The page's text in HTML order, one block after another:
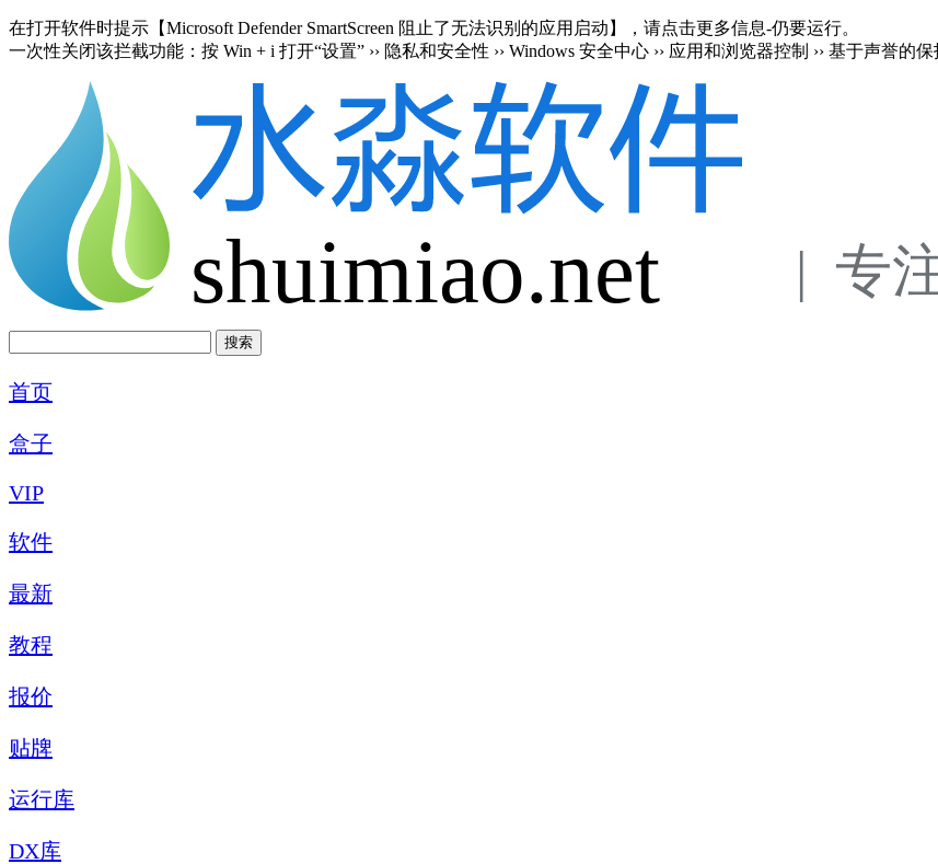
在打开软件时提示【Microsoft Defender SmartScreen 阻止了无法识别的应用启动】，请点击更多信息-仍要运行。
一次性关闭该拦截功能：按 Win + i 打开“设置” ›› 隐私和安全性 ›› Windows 安全中心 ›› 应用和浏览器控制 ›› 基于声誉的
shuimiao.net |  专
首页
盒子
VIP
软件
最新
教程
报价
贴牌
运行库
DX库